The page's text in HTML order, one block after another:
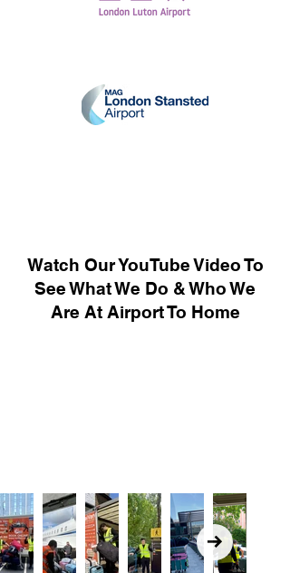
Watch Our YouTube Video To
See What We Do & Who We
Are At Airport To Home